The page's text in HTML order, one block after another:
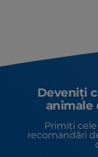
Deveniți
animale
Primiți
recomandări